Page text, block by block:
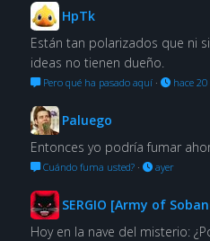
HpTk
Están tan polarizados que ni
ideas no tienen dueño.
Pero qué ha pasado aquí· hace 20
Paluego
Entonces yo podría fumar
Cuándo fuma usted?· ayer
SERGIO [Army of
Hoy en la nave del misterio: